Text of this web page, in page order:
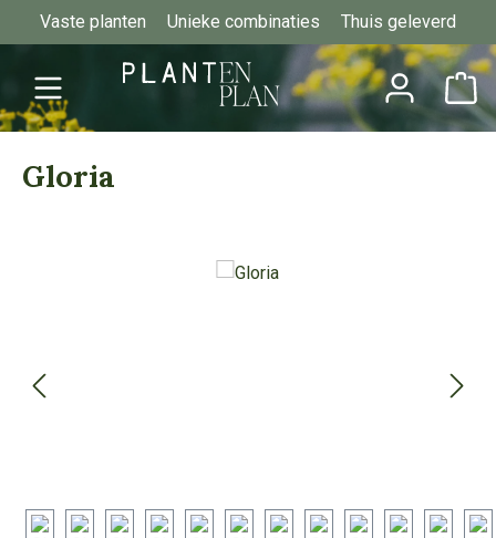
Ga naar de hoofdinhoud
Vaste planten Unieke combinaties Thuis geleverd
Gloria
Afbeeldingengalerij overslaan